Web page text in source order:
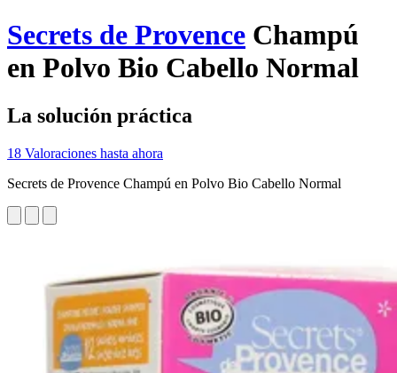
Secrets de Provence Champú
en Polvo Bio Cabello Normal
La solución práctica
18 Valoraciones hasta ahora
Secrets de Provence Champú en Polvo Bio Cabello Normal